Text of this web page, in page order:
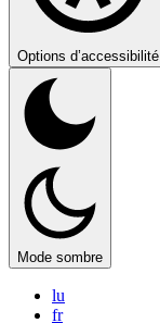
Options d’accessibilité
Mode sombre
lu
fr